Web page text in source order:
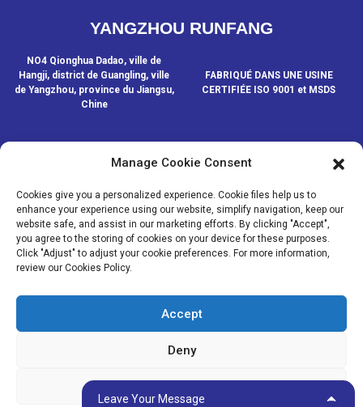
YANGZHOU RUNFANG
NO4 Qionghua Dadao, ville de
Hangji, district de Guangling, ville
de Yangzhou, province du Jiangsu,
Chine
FABRIQUÉ DANS UNE USINE
CERTIFIÉE ISO 9001 et MSDS
CONTACTEZ-NOUS
© COPYRIGHT - 2020-2024 : TOUS DROITS RÉSERVÉS.- Plan du
site- SitemapTrans - Recherche principale
MÉDIAS
NOUVELLES
À PROPOS DE NOUS
Leave Your Message
Manage Cookie Consent
Cookies give you a personalized experience. Cookie files help us to
enhance your experience using our website, simplify navigation, keep our
website safe, and assist in our marketing efforts. By clicking "Accept",
you agree to the storing of cookies on your device for these purposes.
Click "Adjust" to adjust your cookie preferences. For more information,
review our Cookies Policy.
Accept
Deny